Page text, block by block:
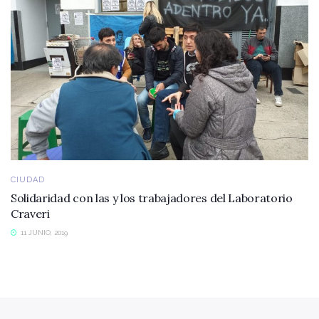
CIUDAD
Solidaridad con las y los trabajadores del Laboratorio
Craveri
11 JUNIO, 2019